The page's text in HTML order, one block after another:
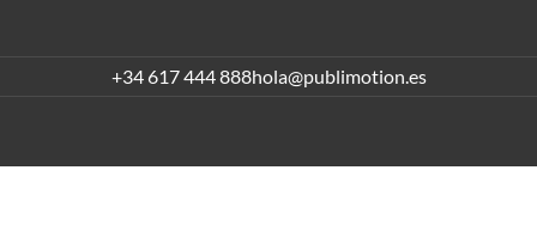
+34 617 444 888hola@publimotion.es